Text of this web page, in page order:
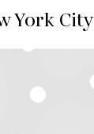
York City